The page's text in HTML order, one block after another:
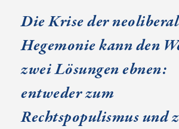
Die Krise der
Hegemonie kann den
zwei Lösungen ebnen:
entweder zum
Rechtspopulismus und